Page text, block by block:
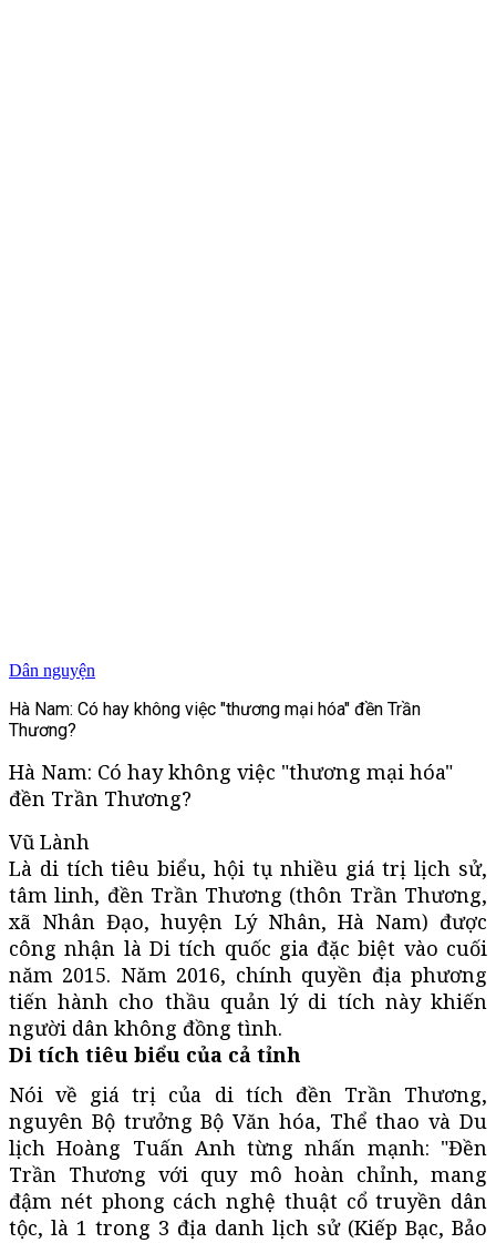
Dân nguyện
Hà Nam: Có hay không việc "thương mại hóa" đền Trần
Thương?
Hà Nam: Có hay không việc "thương mại hóa"
đền Trần Thương?
Vũ Lành
Là di tích tiêu biểu, hội tụ nhiều giá trị lịch sử,
tâm linh, đền Trần Thương (thôn Trần Thương,
xã Nhân Đạo, huyện Lý Nhân, Hà Nam) được
công nhận là Di tích quốc gia đặc biệt vào cuối
năm 2015. Năm 2016, chính quyền địa phương
tiến hành cho thầu quản lý di tích này khiến
người dân không đồng tình.
Di tích tiêu biểu của cả tỉnh
Nói về giá trị của di tích đền Trần Thương,
nguyên Bộ trưởng Bộ Văn hóa, Thể thao và Du
lịch Hoàng Tuấn Anh từng nhấn mạnh: "Đền
Trần Thương với quy mô hoàn chỉnh, mang
đậm nét phong cách nghệ thuật cổ truyền dân
tộc, là 1 trong 3 địa danh lịch sử (Kiếp Bạc, Bảo